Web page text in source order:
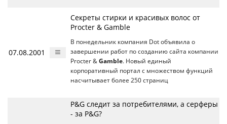
07.08.2001
Секреты стирки и красивых волос от
Procter & Gamble
В понедельник компания Dot объявила о
завершении работ по созданию сайта компании
Procter & Gamble. Новый единый
корпоративный портал с множеством функций
насчитывает более 250 страниц
P&G следит за потребителями, а серферы
- за P&G?